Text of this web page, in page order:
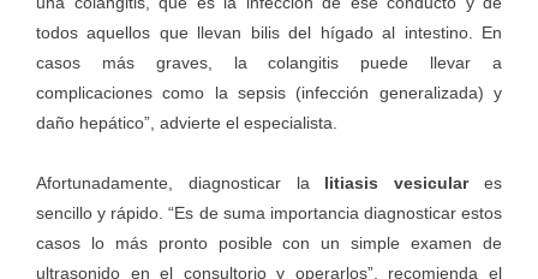
todos aquellos que llevan bilis del hígado al intestino. En
casos más graves, la colangitis puede llevar a
complicaciones como la sepsis (infección generalizada) y
daño hepático”, advierte el especialista.
Afortunadamente, diagnosticar la litiasis vesiculares
sencillo y rápido. “Es de suma importancia diagnosticar estos
casos lo más pronto posible con un simple examen de
ultrasonido en el consultorio y operarlos”, recomienda el